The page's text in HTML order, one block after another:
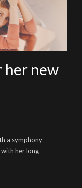
her new
a symphony
her long